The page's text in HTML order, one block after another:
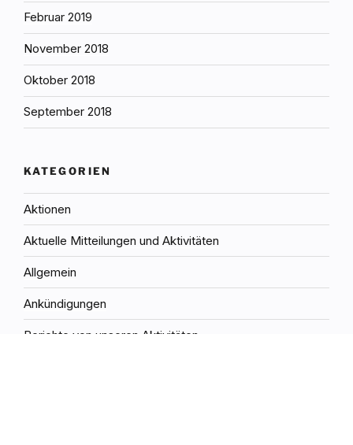
Februar 2019
November 2018
Oktober 2018
September 2018
KATEGORIEN
Aktionen
Aktuelle Mitteilungen und Aktivitäten
Allgemein
Ankündigungen
Berichte von unseren Aktivitäten